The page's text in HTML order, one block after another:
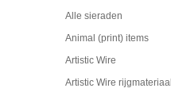
Alle sieraden
Animal (print) items
Artistic Wire
Artistic Wire rijgmateriaal